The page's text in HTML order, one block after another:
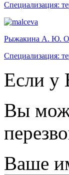
Специализация:
Рыжакина А. Ю.
Специализация:
Если у
Вы
Ваше